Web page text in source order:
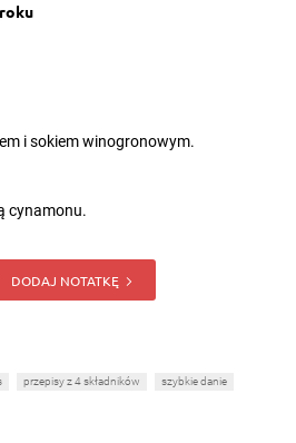
i sokiem winogronowym.
cynamonu.
DODAJ NOTATKĘ
przepisy z 4 składników szybkie danie